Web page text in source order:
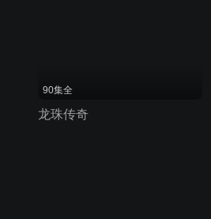
90集全
龙珠传奇